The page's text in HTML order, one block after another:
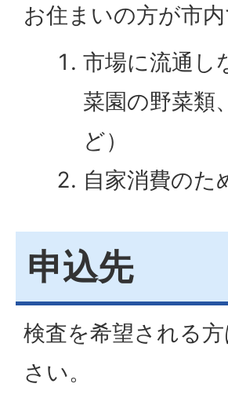
お住まいの方が市
市場に流通し
菜園の野菜類
ど）
自家消費のた
申込先
検査を希望される
さい。